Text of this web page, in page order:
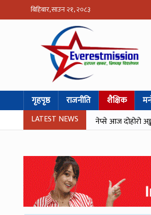
बिहिबार, साउन २१, २०८३
गृहपृष्ठ राजनीति शैक्षिक
LATEST NEWS नेप्से आज दोहोरो